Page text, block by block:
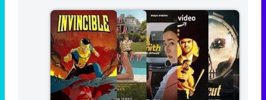
Los estrenos más esperados de
Prime Video en 2024